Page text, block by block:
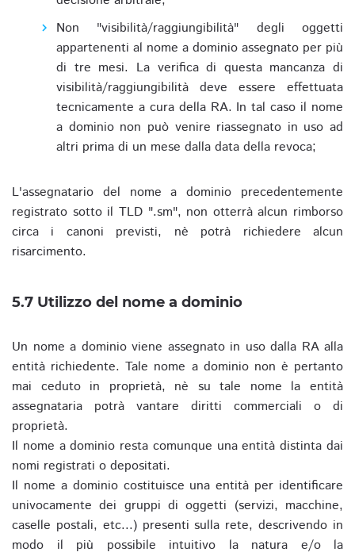
Non "visibilità/raggiungibilità" degli oggetti
appartenenti al nome a dominio assegnato per più
di tre mesi. La verifica di questa mancanza di
visibilità/raggiungibilità deve essere effettuata
tecnicamente a cura della RA. In tal caso il nome
a dominio non può venire riassegnato in uso ad
altri prima di un mese dalla data della revoca;
L'assegnatario del nome a dominio precedentemente
registrato sotto il TLD ".sm", non otterrà alcun rimborso
circa i canoni previsti, nè potrà richiedere alcun
risarcimento.
5.7 Utilizzo del nome a dominio
Un nome a dominio viene assegnato in uso dalla RA alla
entità richiedente. Tale nome a dominio non è pertanto
mai ceduto in proprietà, nè su tale nome la entità
assegnataria potrà vantare diritti commerciali o di
proprietà.
Il nome a dominio resta comunque una entità distinta dai
nomi registrati o depositati.
Il nome a dominio costituisce una entità per identificare
univocamente dei gruppi di oggetti (servizi, macchine,
caselle postali, etc...) presenti sulla rete, descrivendo in
modo il più possibile intuitivo la natura e/o la